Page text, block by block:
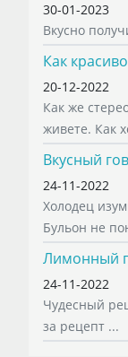
30-01-2023
Вкусно
Как
20-12-2022
Как же
живете. Как
Вкусный
24-11-2022
Холодец
Бульон не
Лимонный
24-11-2022
Чудесный
за рецепт ...